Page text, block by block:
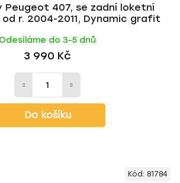
407, se zadní loketní
od r. 2004-2011, Dynamic grafit
Odesíláme do 3-5 dnů
3 990 Kč
Do košíku
Kód: 81784